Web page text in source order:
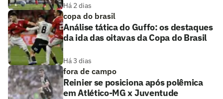
Há 2 dias
copa do brasil
Análise tática do Guffo: os destaques
da ida das oitavas da Copa do Brasil
Há 3 dias
fora de campo
Reinier se posiciona após polêmica
em Atlético-MG x Juventude